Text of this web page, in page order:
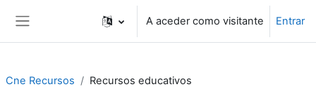
A aceder como visitante Entrar
Cne Recursos Recursos educativos